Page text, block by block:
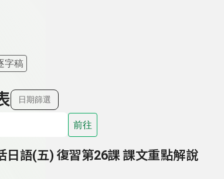
字稿
日期篩選
前往
日語(五) 復習第26課 課文重點解說